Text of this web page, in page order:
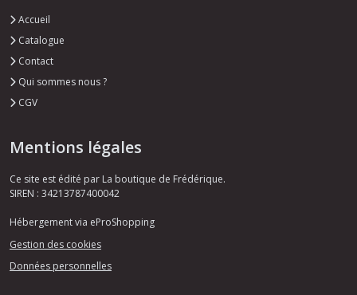
Accueil
Catalogue
Contact
Qui sommes nous ?
CGV
Mentions légales
Ce site est édité par La boutique de Frédérique.
SIREN : 34213787400042
Hébergement via eProShopping
Gestion des cookies
Données personnelles